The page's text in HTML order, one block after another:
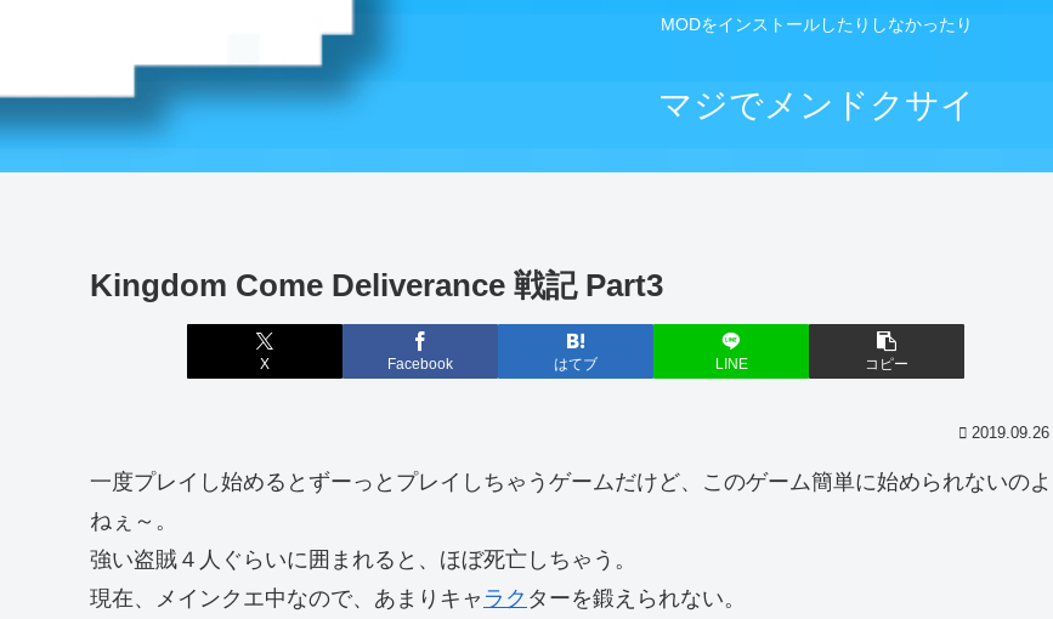
MODをインストールしたりしなかったり
マジでメンドクサイ
Kingdom Come Deliverance 戦記 Part3
X Facebook はてブ LINE コピー
2019.09.26
一度プレイし始めるとずーっとプレイしちゃうゲームだけど、このゲーム簡単に始められないのよ
ねぇ～。
強い盗賊４人ぐらいに囲まれると、ほぼ死亡しちゃう。
現在、メインクエ中なので、あまりキャ ラク ターを鍛えられない。